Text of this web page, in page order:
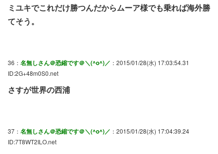
ミユキでこれだけ勝つんだからムーア様でも乗れば海外勝
てそう。
36： 名無しさん＠恐縮です＠＼(^o^)／ ：2015/01/28(水) 17:03:54.31
ID:2G+48m0S0.net
さすが世界の西浦
37： 名無しさん＠恐縮です＠＼(^o^)／ ：2015/01/28(水) 17:04:39.24
ID:7T8WT2ILO.net